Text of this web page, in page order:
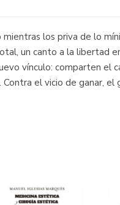
los priva de lo
un canto a la libertad
vínculo: comparten el
el vicio de ganar, el